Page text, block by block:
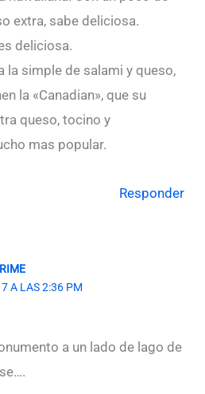
extra, sabe deliciosa.
deliciosa.
la simple de salami y queso,
la «Canadian», que su
queso, tocino y
mas popular.
Responder
A LAS 2:36 PM
a un lado de lago de